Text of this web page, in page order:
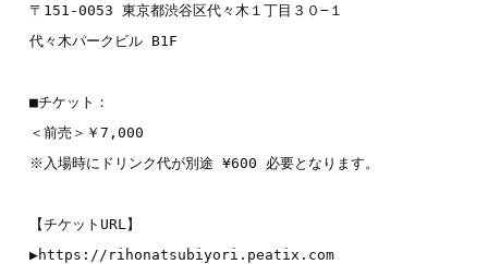
〒151-0053 東京都渋谷区代々木１丁目３０−１
代々木パークビル B1F
■チケット：
＜前売＞￥7,000
※入場時にドリンク代が別途 ¥600 必要となります。
【チケットURL】
▶https://rihonatsubiyori.peatix.com